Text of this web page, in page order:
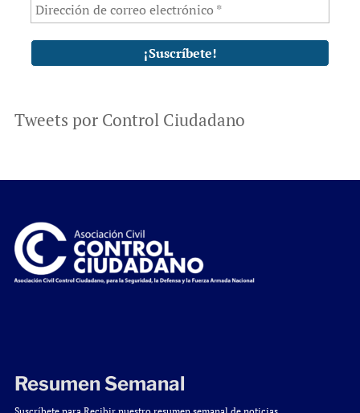
Tweets por Control Ciudadano
Resumen Semanal